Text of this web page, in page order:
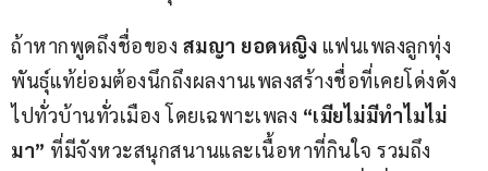
ถ้าหากพูดถึงชื่อของ สมญา ยอดหญิง แฟนเพลงลูกทุ่ง
พันธุ์แท้ย่อมต้องนึกถึงผลงานเพลงสร้างชื่อที่เคยโด่งดัง
ไปทั่วบ้านทั่วเมือง โดยเฉพาะเพลง “เมียไม่มีทำไมไม่
มา” ที่มีจังหวะสนุกสนานและเนื้อหาที่กินใจ รวมถึง